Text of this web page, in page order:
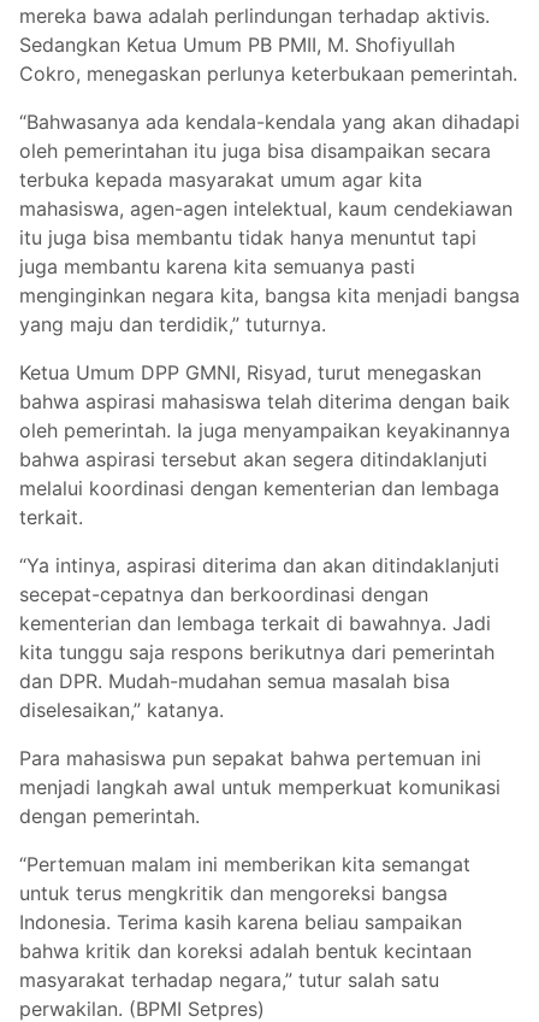
mereka bawa adalah perlindungan terhadap aktivis.
Sedangkan Ketua Umum PB PMII, M. Shofiyullah
Cokro, menegaskan perlunya keterbukaan pemerintah.
“Bahwasanya ada kendala-kendala yang akan dihadapi
oleh pemerintahan itu juga bisa disampaikan secara
terbuka kepada masyarakat umum agar kita
mahasiswa, agen-agen intelektual, kaum cendekiawan
itu juga bisa membantu tidak hanya menuntut tapi
juga membantu karena kita semuanya pasti
menginginkan negara kita, bangsa kita menjadi bangsa
yang maju dan terdidik,” tuturnya.
Ketua Umum DPP GMNI, Risyad, turut menegaskan
bahwa aspirasi mahasiswa telah diterima dengan baik
oleh pemerintah. Ia juga menyampaikan keyakinannya
bahwa aspirasi tersebut akan segera ditindaklanjuti
melalui koordinasi dengan kementerian dan lembaga
terkait.
“Ya intinya, aspirasi diterima dan akan ditindaklanjuti
secepat-cepatnya dan berkoordinasi dengan
kementerian dan lembaga terkait di bawahnya. Jadi
kita tunggu saja respons berikutnya dari pemerintah
dan DPR. Mudah-mudahan semua masalah bisa
diselesaikan,” katanya.
Para mahasiswa pun sepakat bahwa pertemuan ini
menjadi langkah awal untuk memperkuat komunikasi
dengan pemerintah.
“Pertemuan malam ini memberikan kita semangat
untuk terus mengkritik dan mengoreksi bangsa
Indonesia. Terima kasih karena beliau sampaikan
bahwa kritik dan koreksi adalah bentuk kecintaan
masyarakat terhadap negara,” tutur salah satu
perwakilan. (BPMI Setpres)